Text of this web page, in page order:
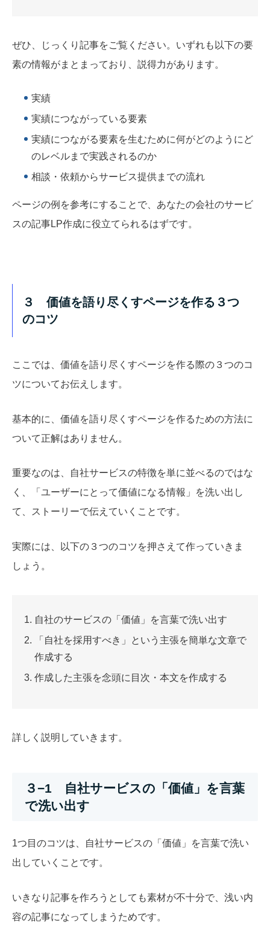
ぜひ、じっくり記事をご覧ください。いずれも以下の要
素の情報がまとまっており、説得力があります。
実績
実績につながっている要素
実績につながる要素を生むために何がどのようにど
のレベルまで実践されるのか
相談・依頼からサービス提供までの流れ
ページの例を参考にすることで、あなたの会社のサービ
スの記事LP作成に役立てられるはずです。
３ 価値を語り尽くすページを作る３つ
のコツ
ここでは、価値を語り尽くすページを作る際の３つのコ
ツについてお伝えします。
基本的に、価値を語り尽くすページを作るための方法に
ついて正解はありません。
重要なのは、自社サービスの特徴を単に並べるのではな
く、「ユーザーにとって価値になる情報」を洗い出し
て、ストーリーで伝えていくことです。
実際には、以下の３つのコツを押さえて作っていきま
しょう。
自社のサービスの「価値」を言葉で洗い出す
「自社を採用すべき」という主張を簡単な文章で
作成する
作成した主張を念頭に目次・本文を作成する
詳しく説明していきます。
３−1 自社サービスの「価値」を言葉
で洗い出す
1つ目のコツは、
自社サービスの「価値」を言葉で洗い
出していくことです。
いきなり記事を作ろうとしても素材が不十分で、浅い内
容の記事になってしまうためです。